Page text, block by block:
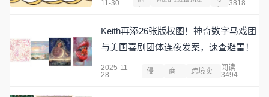
11-30
3818
Keith再添26张版权图！神奇数字马戏团
与美国喜剧团体连夜发案，速查避雷！
2025-11-
28
侵
商
跨境卖
阅读
3494